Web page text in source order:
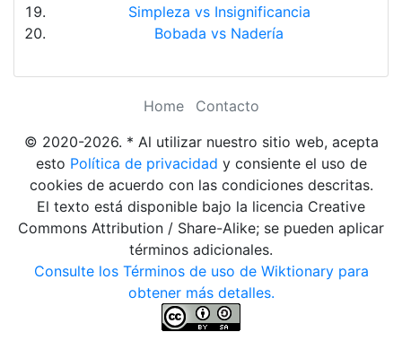
Simpleza vs Insignificancia
Bobada vs Nadería
Home
Contacto
© 2020-2026. * Al utilizar nuestro sitio web, acepta
esto Política de privacidad y consiente el uso de
cookies de acuerdo con las condiciones descritas.
El texto está disponible bajo la licencia Creative
Commons Attribution / Share-Alike; se pueden aplicar
términos adicionales.
Consulte los Términos de uso de Wiktionary para
obtener más detalles.